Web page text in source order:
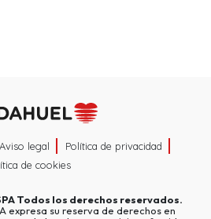
Aviso legal
Política de privacidad
de cookies
Todos los derechos reservados.
expresa su reserva de derechos en